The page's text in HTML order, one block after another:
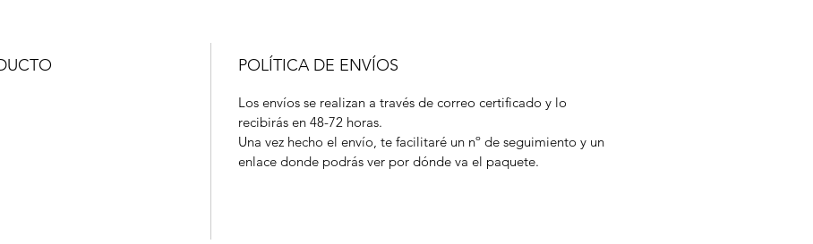
POLÍTICA DE ENVÍOS
Los envíos se realizan a través de correo certificado y lo
recibirás en 48-72 horas.
Una vez hecho el envío, te facilitaré un nº de seguimiento y un
enlace donde podrás ver por dónde va el paquete.